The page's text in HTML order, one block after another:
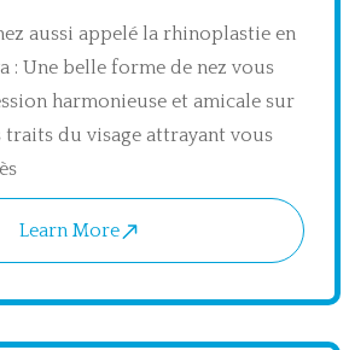
aussi appelé la rhinoplastie en
: Une belle forme de nez vous
harmonieuse et amicale sur
traits du visage attrayant vous
Learn More